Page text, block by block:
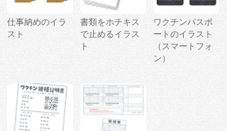
仕事納めのイラ
スト
書類をホチキス
で止めるイラス
ト
ワクチンパスポ
ートのイラスト
（スマートフォ
ン）